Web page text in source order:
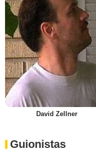
David Zellner
Guionistas